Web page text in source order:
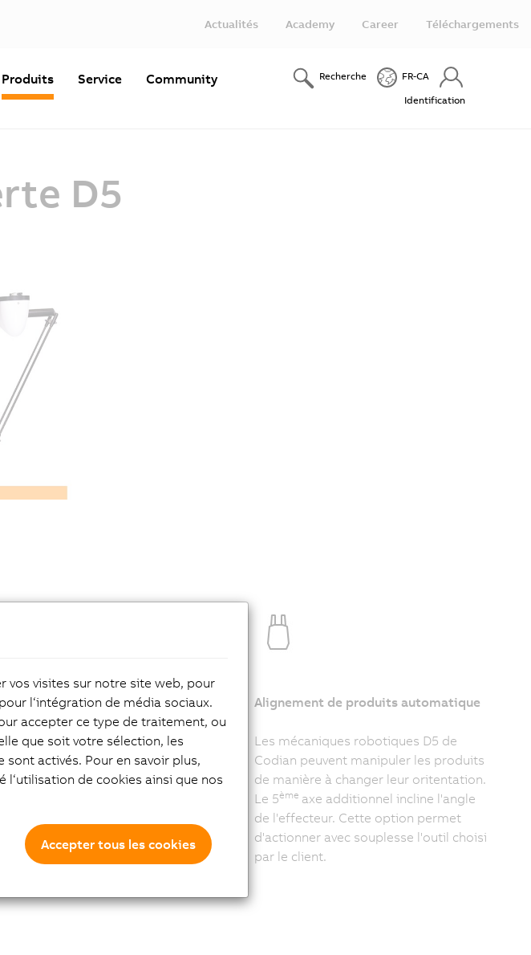
Actualités Academy Career Téléchargements
Produits Service Community Recherche FR-CA
Identification
D5
Flexibilité accrue
L'utilisation du concept éprouvé des
deux axes parallèles permet la
réalisation de robots dynamiques et de
Alignement de produits automatique
Les mécaniques robotiques D5 de
Codian peuvent manipuler les produits
de manière à changer leur oritentation.
Le 5ème axe additionnel incline l'angle
de l'effecteur. Cette option permet
d'actionner avec souplesse l'outil choisi
par le client.
vos visites sur notre site web, pour
l‘intégration de média sociaux.
accepter ce type de traitement, ou
que soit votre sélection, les
activés. Pour en savoir plus,
de cookies ainsi que nos
Accepter tous les cookies